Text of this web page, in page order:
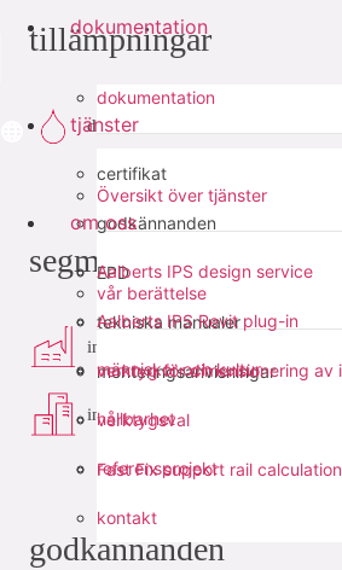
dokumentation
dokumentation
certifikat
godkännanden
EPD
tekniska manualer
monteringsanvisningar
tjänster
Översikt över tjänster
Aalberts IPS design service
Aalberts IPS Revit plug-in
verktyg för dimensionering av
verktygsval
Fast Fix support rail calculation
om oss
vår berättelse
människor och kultur
hållbarhet
referensprojekt
kontakt
tillämpningar
dricksvatten
segment
industri
infra
godkännanden